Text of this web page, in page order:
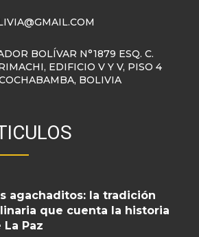
BOLÍVAR N°1879 ESQ. C.
EDIFICIO V Y V, PISO 4
BOLIVIA
agachaditos: la tradición
que cuenta la historia
La Paz